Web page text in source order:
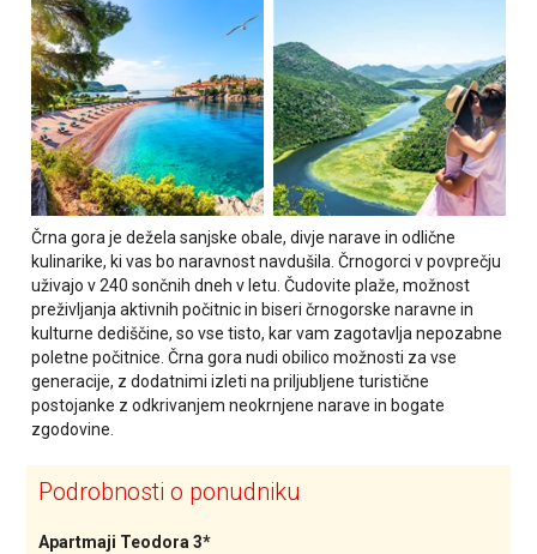
Črna gora je dežela sanjske obale, divje narave in odlične
kulinarike, ki vas bo naravnost navdušila. Črnogorci v povprečju
uživajo v 240 sončnih dneh v letu. Čudovite plaže, možnost
preživljanja aktivnih počitnic in biseri črnogorske naravne in
kulturne dediščine, so vse tisto, kar vam zagotavlja nepozabne
poletne počitnice. Črna gora nudi obilico možnosti za vse
generacije, z dodatnimi izleti na priljubljene turistične
postojanke z odkrivanjem neokrnjene narave in bogate
zgodovine.
Podrobnosti o ponudniku
Apartmaji Teodora 3*